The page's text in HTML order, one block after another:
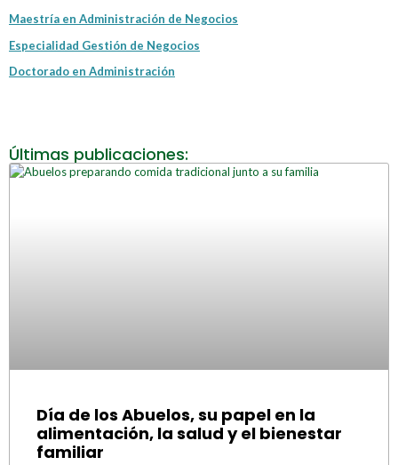
Maestría en Administración de Negocios
Especialidad Gestión de Negocios
Doctorado en Administración
Últimas publicaciones:
Día de los Abuelos, su papel en la
alimentación, la salud y el bienestar
familiar